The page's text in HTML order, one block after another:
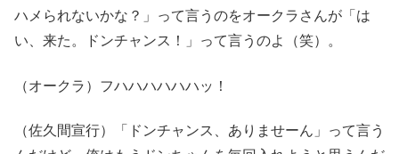
ハメられないかな？」って言うのをオークラさんが「は
い、来た。ドンチャンス！」って言うのよ（笑）。
（オークラ）フハハハハハハッ！
（佐久間宣行）「ドンチャンス、ありませーん」って言う